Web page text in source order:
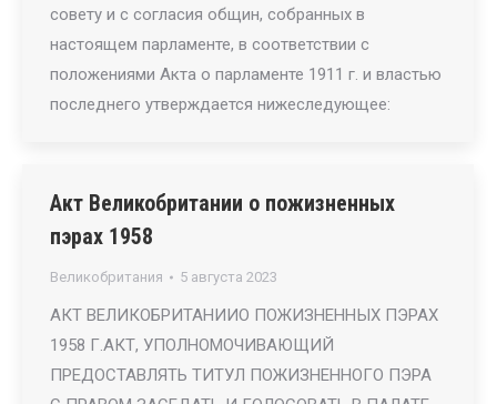
совету и с согласия общин, собранных в
настоящем парламенте, в соответствии с
положениями Акта о парламенте 1911 г. и властью
последнего утверждается нижеследующее:
Акт Великобритании о пожизненных
пэрах 1958
Великобритания 5 августа 2023
АКТ ВЕЛИКОБРИТАНИИО ПОЖИЗНЕННЫХ ПЭРАХ
1958 Г.АКТ, УПОЛНОМОЧИВАЮЩИЙ
ПРЕДОСТАВЛЯТЬ ТИТУЛ ПОЖИЗНЕННОГО ПЭРА